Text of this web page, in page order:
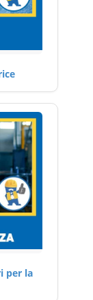
per la